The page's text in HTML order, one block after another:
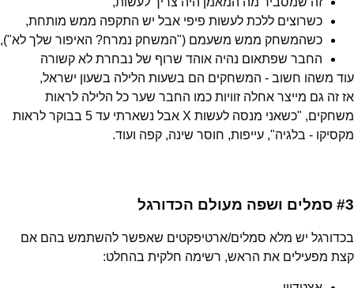
כשרוצים ללכת לעשות פיפי אבל יש התקפה ממש מותחת,
כשהמשחק ממש משעמם ("המשחק נמרח? האיפור שלך לא"),
החבר שפתאום נהיה אוהד שרוף של נבחרת לא קשורה
עוד משהו חשוב - המשחקים הם בשעות הלילה בשעון ישראל,
אז זה גם מייצר אחלה זוויות כמו החבר שער כל הלילה לראות
משחקים, "כשאני מנסה לעשות X אבל נשארתי עד 5 בבוקר לראות
מקסיקו - בלגיה", עייפות, חוסר שינה, קפה ועוד.
#3 סמלים ושפה מעולם הכדורגל
בכדורגל יש מלא סמלים/ארטיפקטים שאפשר להשתמש בהם אם
קצת מפעילים את הראש, רשימה חלקית בהחלט: